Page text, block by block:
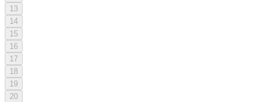
13
14
15
16
17
18
19
20